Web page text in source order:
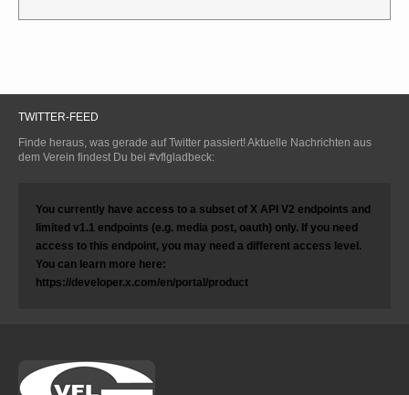
TWITTER-FEED
Finde heraus, was gerade auf Twitter passiert! Aktuelle Nachrichten aus
dem Verein findest Du bei #vflgladbeck:
You currently have access to a subset of X API V2 endpoints and
limited v1.1 endpoints (e.g. media post, oauth) only. If you need
access to this endpoint, you may need a different access level.
You can learn more here:
https://developer.x.com/en/portal/product